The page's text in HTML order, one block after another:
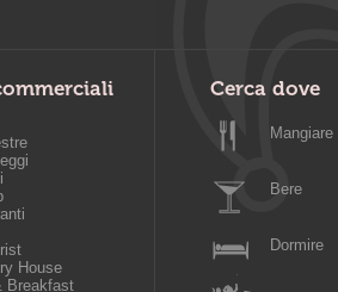
House
Breakfast
Cerca dove
Mangiare
Bere
Dormire